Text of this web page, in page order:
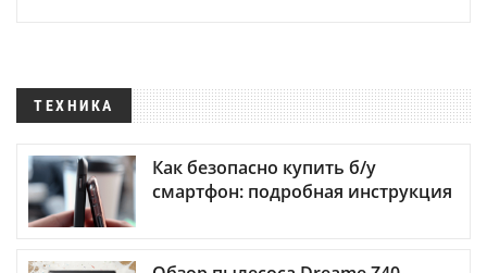
ТЕХНИКА
Как безопасно купить б/у
смартфон: подробная инструкция